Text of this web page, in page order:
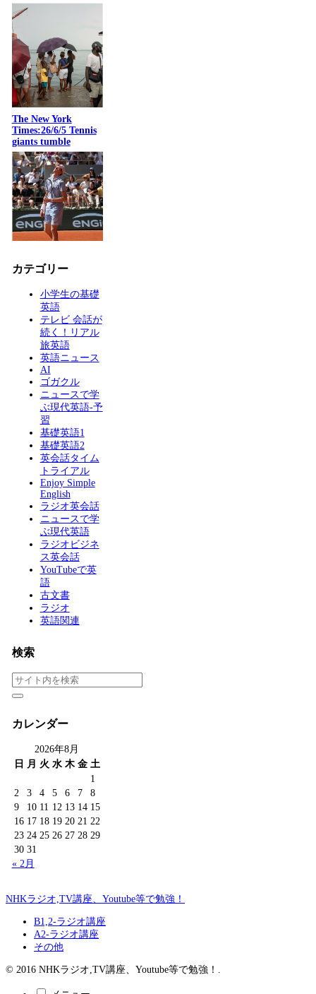
The New York
Times:26/6/5 Tennis
giants tumble
カテゴリー
小学生の基礎
英語
テレビ 会話が
続く！リアル
旅英語
英語ニュース
AI
ゴガクル
ニュースで学
ぶ現代英語-予
習
基礎英語1
基礎英語2
英会話タイム
トライアル
Enjoy Simple
English
ラジオ英会話
ニュースで学
ぶ現代英語
ラジオビジネ
ス英会話
YouTubeで英
語
古文書
ラジオ
英語関連
検索
カレンダー
2026年8月
日 月 火 水 木 金 土
1
2
3 4 5 6 7
8
9
10 11 12 13 14 15
16 17 18 19 20 21 22
23 24 25 26 27 28 29
30 31
« 2月
NHKラジオ,TV講座、Youtube等で勉強！
B1,2-ラジオ講座
A2-ラジオ講座
その他
© 2016 NHKラジオ,TV講座、Youtube等で勉強！.